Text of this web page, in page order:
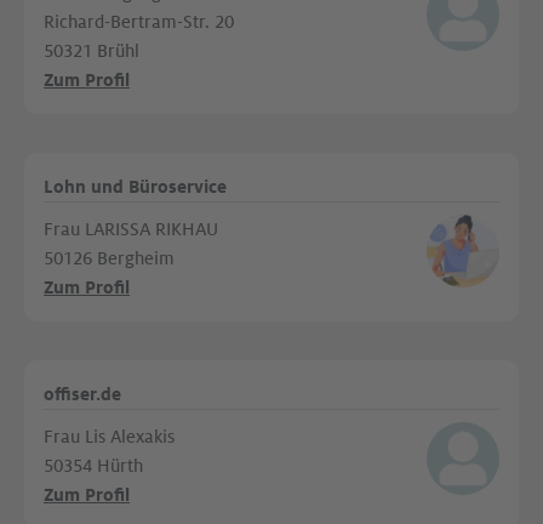
Richard-Bertram-Str. 20
50321 Brühl
Zum Profil
Lohn und Büroservice
Frau LARISSA RIKHAU
50126 Bergheim
Zum Profil
offiser.de
Frau Lis Alexakis
50354 Hürth
Zum Profil